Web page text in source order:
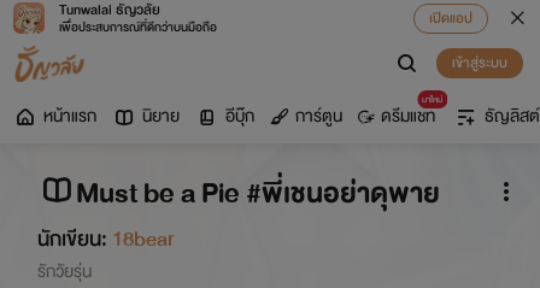
Tunwalai ธัญวลัย
เพื่อประสบการณ์ที่ดีกว่าบนมือถือ
เปิดแอป
เข้าสู่ระบบ
หน้าแรก นิยาย อีบุ๊ก การ์ตูน
มาใหม่
ดรีมแชท ธัญลิสต์
Must be a Pie #พี่เชนอย่าดุพาย
นักเขียน: 18bear
รักวัยรุ่น